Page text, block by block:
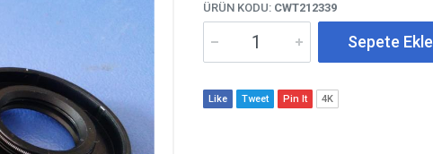
ÜRÜN KODU: CWT212339
Sepete Ekle
Like Tweet Pin It 4K